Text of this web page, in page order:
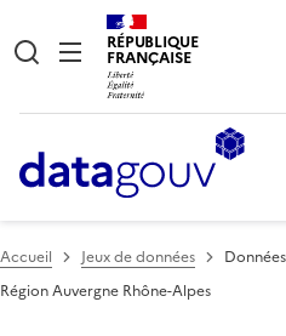
RÉPUBLIQUE
FRANÇAISE
Accueil Jeux de données
Région Auvergne Rhône-Alpes